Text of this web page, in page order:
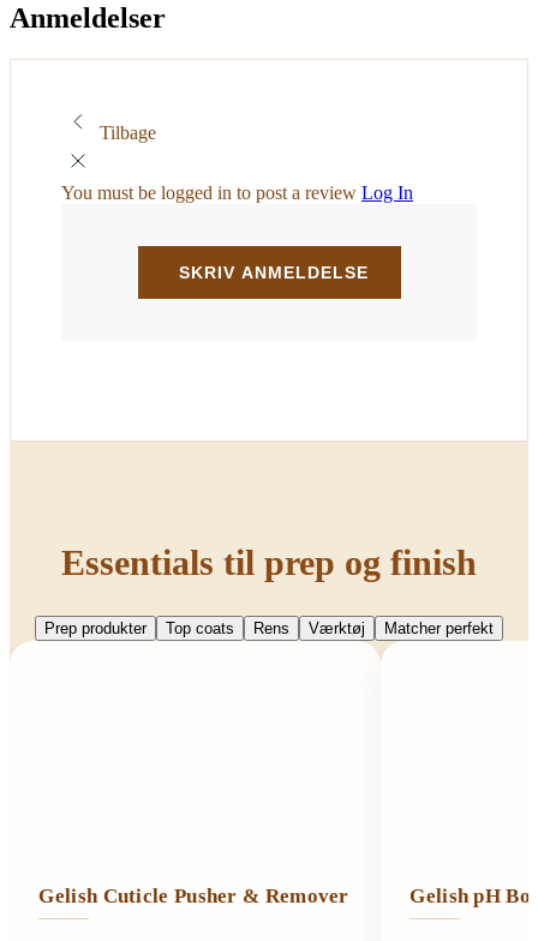
Anmeldelser
Tilbage
You must be logged in to post a review Log In
Essentials til prep og finish
Prep produkter Top coats Rens Værktøj Matcher perfekt
Gelish Cuticle Pusher & Remover Gelish pH